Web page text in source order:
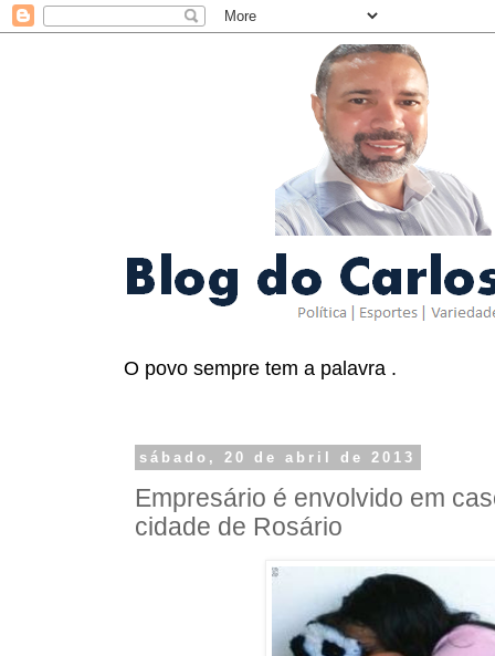
O povo sempre tem a palavra .
sábado, 20 de abril de 2013
Empresário é envolvido em
cidade de Rosário